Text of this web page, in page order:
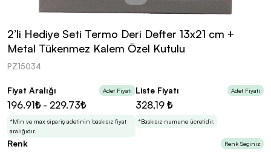
kolayca belirleyebilirsin.
Teklif Al!
3
Markan için hayal ettiğin ürünü, en uygun fiyatlarla
Promozone’da bulduktan sonra, uzman ekibimiz
2’li Hediye Seti Termo Deri Defter 13x21 cm +
Metal Tükenmez Kalem Özel Kutulu
PZ15034
Fiyat Aralığı Adet Fiyatı
196.91₺ - 229.73₺
*Min ve max sipariş adetinin baskısız fiyat
aralığıdır.
Liste Fiyatı Adet Fiyatı
328,19 ₺
*Baskısız numune ücretidir.
Renk Renk Seçiniz